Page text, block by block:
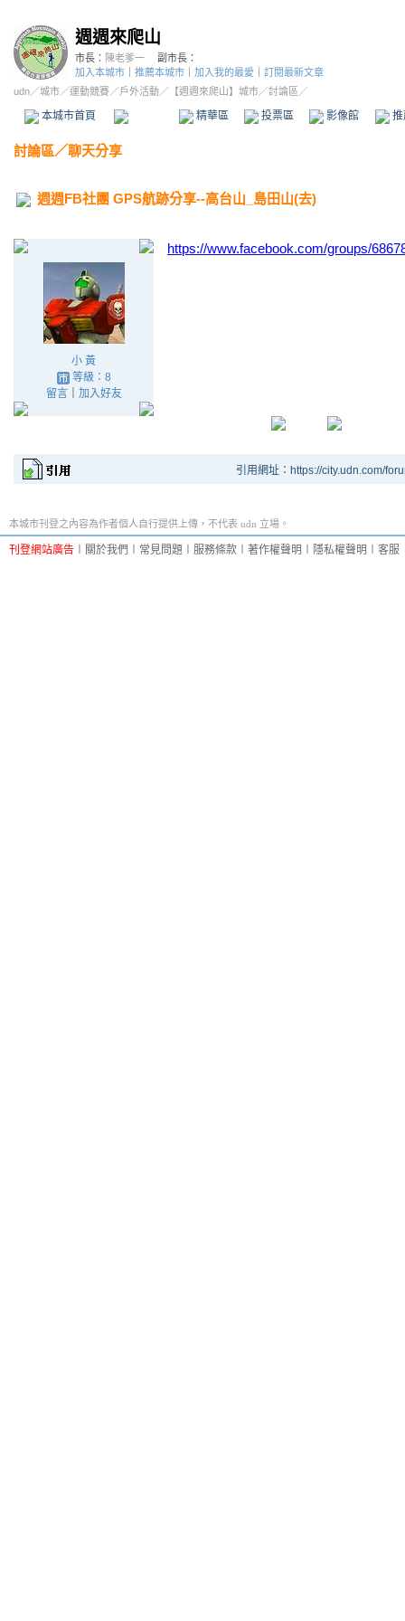
週週來爬山
市長： 陳老爹一
副市長：
加入本城市
推薦本城市 加入我的最愛
訂閱最新文章
udn／城市／運動競賽／戶外活動／ 【週週來爬山】城市／討論區／
本城市首頁 精華區 投票區 影像館
討論區／聊天分享
週週FB社團 GPS航跡分享--高台山_島田山(去)
小 黃
等級：8
留言｜ 加入好友
https://www.facebook.com/groups/
引用網址：https://city.udn.com/
本城市刊登之內容為作者個人自行提供上傳，不代表 udn 立場。
刊登網站廣告 關於我們 常見問題 服務條款 著作權聲明 隱私權聲明 客服